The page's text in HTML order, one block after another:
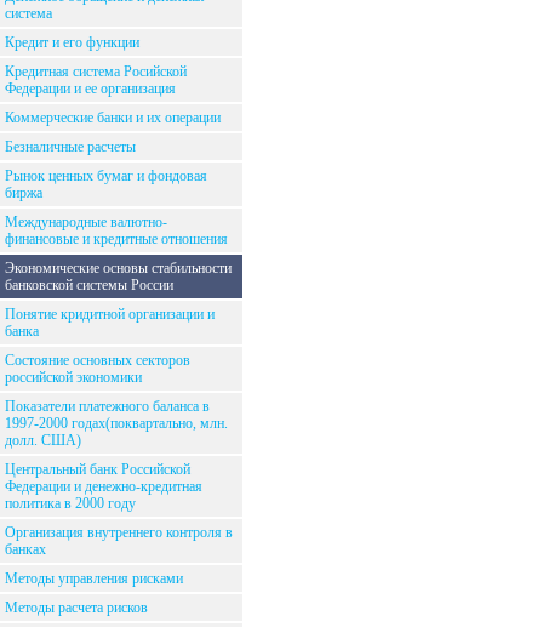
система
Кредит и его функции
Кредитная система Росийской
Федерации и ее организация
Коммерческие банки и их операции
Безналичные расчеты
Рынок ценных бумаг и фондовая
биржа
Международные валютно-
финансовые и кредитные отношения
Экономические основы стабильности
банковской системы России
Понятие кридитной организации и
банка
Состояние основных секторов
российской экономики
Показатели платежного баланса в
1997-2000 годах(поквартально, млн.
долл. США)
Центральный банк Российской
Федерации и денежно-кредитная
политика в 2000 году
Организация внутреннего контроля в
банках
Методы управления рисками
Методы расчета рисков